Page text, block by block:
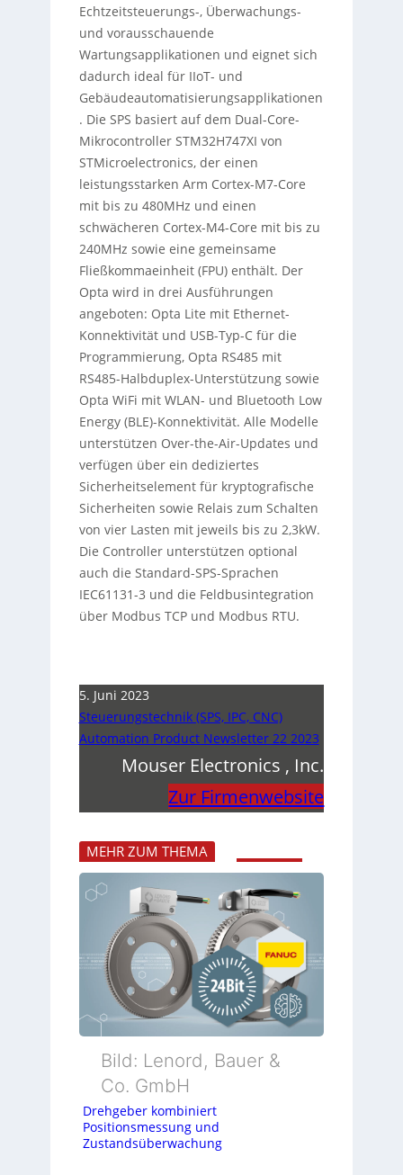
Echtzeitsteuerungs-, Überwachungs-
und vorausschauende
Wartungsapplikationen und eignet sich
dadurch ideal für IIoT- und
Gebäudeautomatisierungsapplikationen
. Die SPS basiert auf dem Dual-Core-
Mikrocontroller STM32H747XI von
STMicroelectronics, der einen
leistungsstarken Arm Cortex-M7-Core
mit bis zu 480MHz und einen
schwächeren Cortex-M4-Core mit bis zu
240MHz sowie eine gemeinsame
Fließkommaeinheit (FPU) enthält. Der
Opta wird in drei Ausführungen
angeboten: Opta Lite mit Ethernet-
Konnektivität und USB-Typ-C für die
Programmierung, Opta RS485 mit
RS485-Halbduplex-Unterstützung sowie
Opta WiFi mit WLAN- und Bluetooth Low
Energy (BLE)-Konnektivität. Alle Modelle
unterstützen Over-the-Air-Updates und
verfügen über ein dediziertes
Sicherheitselement für kryptografische
Sicherheiten sowie Relais zum Schalten
von vier Lasten mit jeweils bis zu 2,3kW.
Die Controller unterstützen optional
auch die Standard-SPS-Sprachen
IEC61131-3 und die Feldbusintegration
über Modbus TCP und Modbus RTU.
5. Juni 2023
Steuerungstechnik (SPS, IPC, CNC)
Automation Product Newsletter 22 2023
Mouser Electronics , Inc.
Zur Firmenwebsite
MEHR ZUM THEMA
Bild: Lenord, Bauer &
Co. GmbH
Drehgeber kombiniert
Positionsmessung und
Zustandsüberwachung